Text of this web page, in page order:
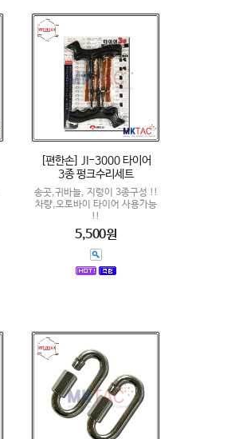
[편한손] JI-3000 타이어
3종 펑크수리세트
송곳,귀바늘, 지렁이 3종구성 !!
차량,오토바이 타이어 사용가능
!!
5,500원